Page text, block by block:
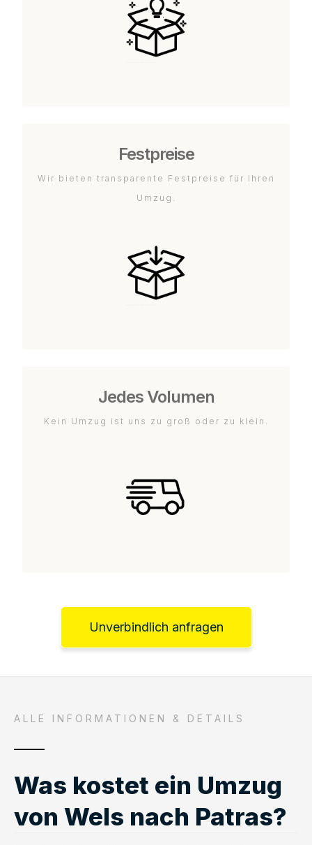
Festpreise
Wir bieten transparente Festpreise für Ihren
Umzug.
Jedes Volumen
Kein Umzug ist uns zu groß oder zu klein.
Unverbindlich anfragen
ALLE INFORMATIONEN & DETAILS
Was kostet ein Umzug
von Wels nach Patras?